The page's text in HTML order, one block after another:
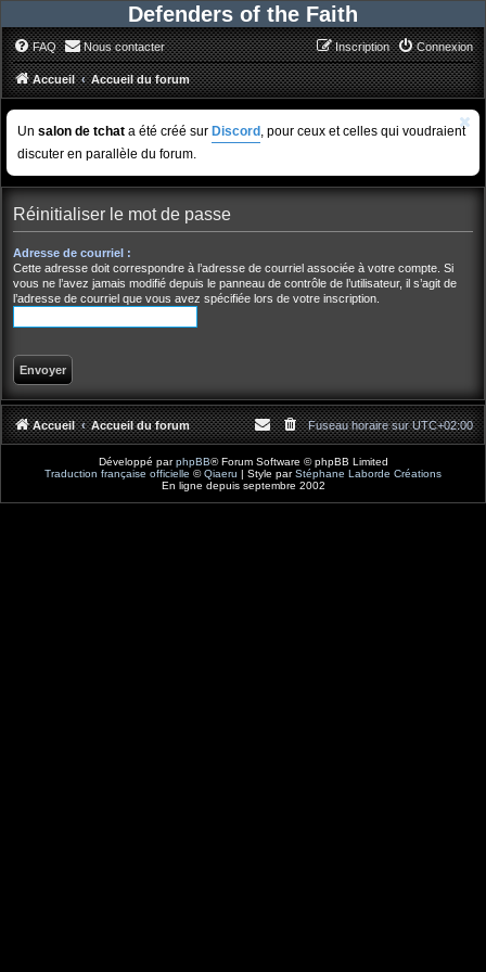
Defenders of the Faith
FAQ Nous contacter Connexion
Inscription
Accueil Accueil du forum
Un salon de tchat a été créé sur Discord , pour ceux et celles qui voudraient
discuter en parallèle du forum.
Réinitialiser le mot de passe
Adresse de courriel :
Cette adresse doit correspondre à l’adresse de courriel associée à votre compte. Si
vous ne l’avez jamais modifié depuis le panneau de contrôle de l’utilisateur, il s’agit de
l’adresse de courriel que vous avez spécifiée lors de votre inscription.
Accueil Accueil du forum Fuseau horaire surUTC+02:00
Développé parphpBB® Forum Software © phpBB Limited
Traduction française officielle ©Qiaeru | Style parStéphane Laborde Créations
En ligne depuis septembre 2002